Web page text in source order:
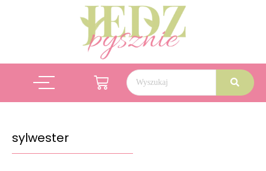
sylwester